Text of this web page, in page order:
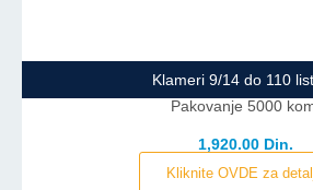
Klameri 9/14 do 110
Pakovanje 5000
1,920.00 Din.
Kliknite OVDE za